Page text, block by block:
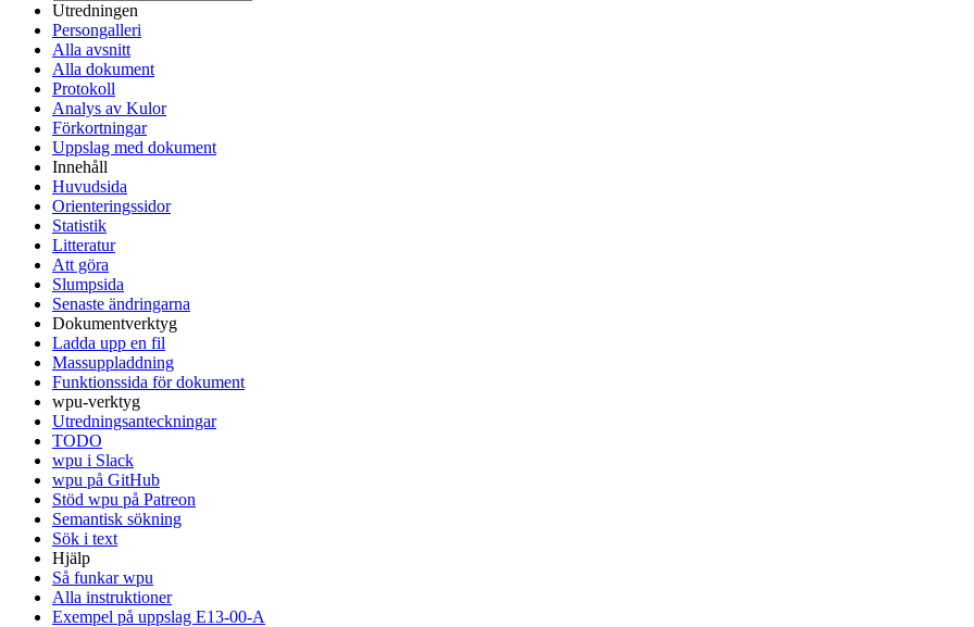
Utredningen
Persongalleri
Alla avsnitt
Alla dokument
Protokoll
Analys av Kulor
Förkortningar
Uppslag med dokument
Innehåll
Huvudsida
Orienteringssidor
Statistik
Litteratur
Att göra
Slumpsida
Senaste ändringarna
Dokumentverktyg
Ladda upp en fil
Massuppladdning
Funktionssida för dokument
wpu-verktyg
Utredningsanteckningar
TODO
wpu i Slack
wpu på GitHub
Stöd wpu på Patreon
Semantisk sökning
Sök i text
Hjälp
Så funkar wpu
Alla instruktioner
Exempel på uppslag E13-00-A